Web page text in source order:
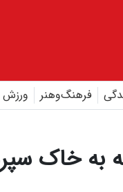
فرهنگ‌و‌هنر ورزش
به خاک